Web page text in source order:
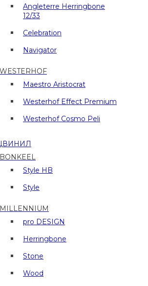
Angleterre Herringbone
12/33
Celebration
Navigator
WESTERHOF
Maestro Aristocrat
Westerhof Effect Premium
Westerhof Cosmo Peli
BONKEEL
Style HB
Style
MILLENNIUM
pro DESIGN
Herringbone
Stone
Wood